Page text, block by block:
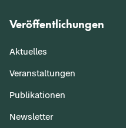
Veröffentlichungen
Aktuelles
Veranstaltungen
Publikationen
Newsletter